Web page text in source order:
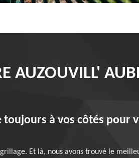
AUZOUVILL'
à vos côtés pour
Et là, nous avons trouvé le